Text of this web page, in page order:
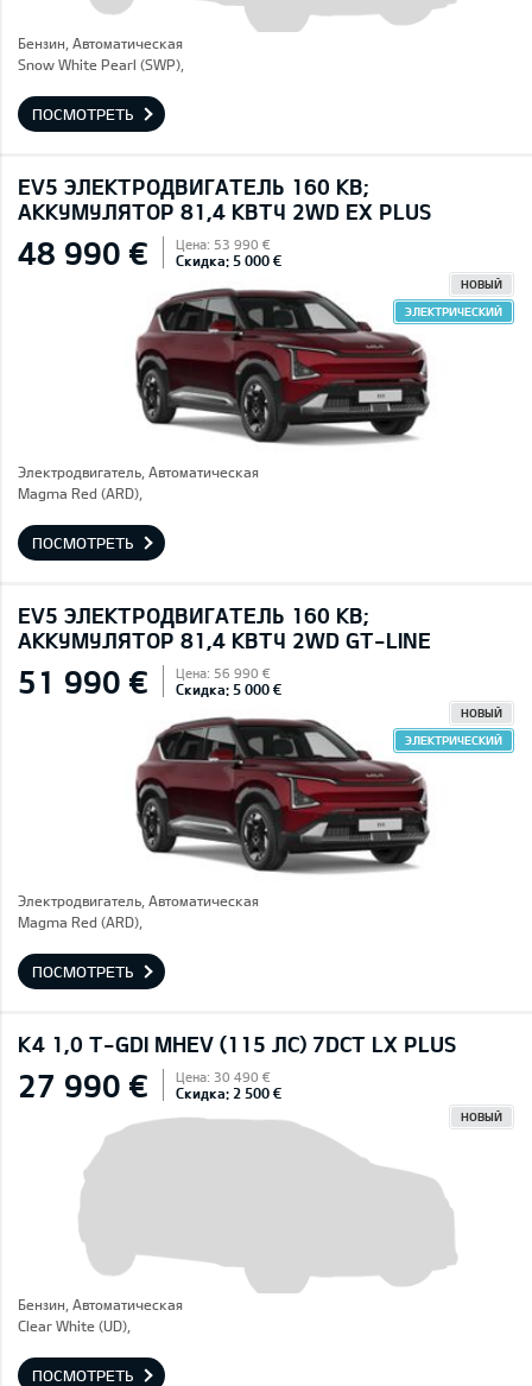
Бензин, Автоматическая
Snow White Pearl (SWP),
ПОСМОТРЕТЬ
EV5 ЭЛЕКТРОДВИГАТЕЛЬ 160 КВ;
AККУМУЛЯТОР 81,4 КВТЧ 2WD EX PLUS
48 990 € Цена: 53 990 €
Скидка: 5 000 €
НОВЫЙ
ЭЛЕКТРИЧЕСКИЙ
Электродвигатель, Автоматическая
Magma Red (ARD),
ПОСМОТРЕТЬ
EV5 ЭЛЕКТРОДВИГАТЕЛЬ 160 КВ;
AККУМУЛЯТОР 81,4 КВТЧ 2WD GT-LINE
51 990 € Цена: 56 990 €
Скидка: 5 000 €
НОВЫЙ
ЭЛЕКТРИЧЕСКИЙ
Электродвигатель, Автоматическая
Magma Red (ARD),
ПОСМОТРЕТЬ
K4 1,0 T-GDI MHEV (115 ЛС) 7DCT LX PLUS
27 990 € Цена: 30 490 €
Скидка: 2 500 €
НОВЫЙ
Бензин, Автоматическая
Clear White (UD),
ПОСМОТРЕТЬ